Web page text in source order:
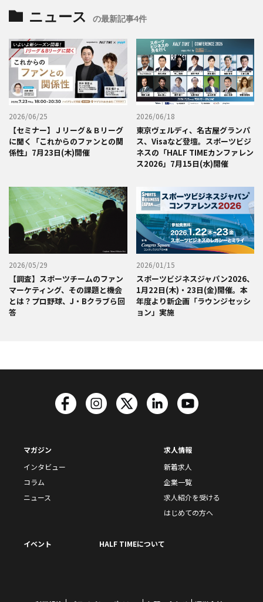
ニュース の最新記事4件
2026/06/25
【セミナー】Ｊリーグ＆Ｂリーグ
に聞く「これからのファンとの関
係性」7月23日(木)開催
2026/06/18
東京ヴェルディ、名古屋グランパ
ス、Visaなど登壇。スポーツビジ
ネスの「HALF TIMEカンファレン
ス2026」7月15日(水)開催
2026/05/29
【調査】スポーツチームのファン
マーケティング、その課題と機会
とは？プロ野球、J・Bクラブら回
答
2026/01/15
スポーツビジネスジャパン2026、
1月22日(木)・23日(金)開催。本
年度より新企画「ラウンジセッシ
ョン」実施
マガジン
インタビュー
コラム
ニュース
求人情報
新着求人
企業一覧
求人紹介を受ける
はじめての方へ
イベント HALF TIMEについて